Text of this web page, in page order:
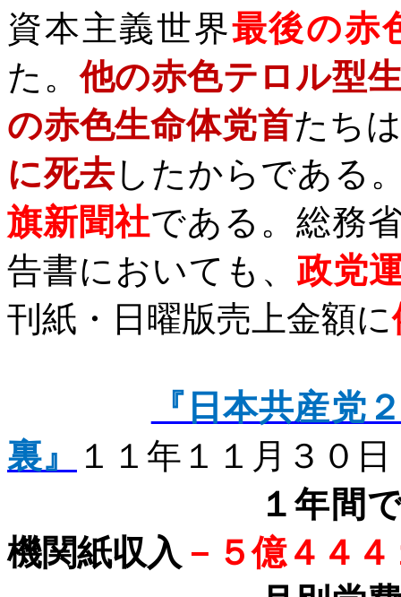
資本主義世界最後の赤
た。他の赤色テロル型
の赤色生命体党首たち
に死去したからである
旗新聞社である。総務
告書においても、政党
刊紙・日曜版売上金額に
『日本共産党
裏』
１１年１１月３０日
１年間で、
機関紙収入 －５億４４